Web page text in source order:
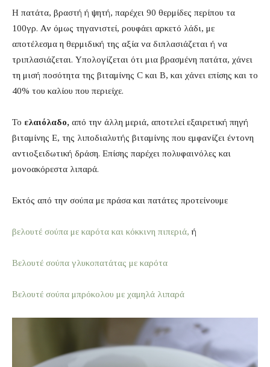
Η πατάτα, βραστή ή ψητή, παρέχει 90 θερμίδες περίπου τα
100γρ. Αν όμως τηγανιστεί, ρουφάει αρκετό λάδι, με
αποτέλεσμα η θερμιδική της αξία να διπλασιάζεται ή να
τριπλασιάζεται. Υπολογίζεται ότι μια βρασμένη πατάτα, χάνει
τη μισή ποσότητα της βιταμίνης C και Β, και χάνει επίσης και το
40% του καλίου που περιείχε.
Το ελαιόλαδο, από την άλλη μεριά, αποτελεί εξαιρετική πηγή
βιταμίνης Ε, της λιποδιαλυτής βιταμίνης που εμφανίζει έντονη
αντιοξειδωτική δράση. Επίσης παρέχει πολυφαινόλες και
μονοακόρεστα λιπαρά.
Εκτός από την σούπα με πράσα και πατάτες προτείνουμε
βελουτέ σούπα με καρότα και κόκκινη πιπεριά, ή
Βελουτέ σούπα γλυκοπατάτας με καρότα
Βελουτέ σούπα μπρόκολου με χαμηλά λιπαρά